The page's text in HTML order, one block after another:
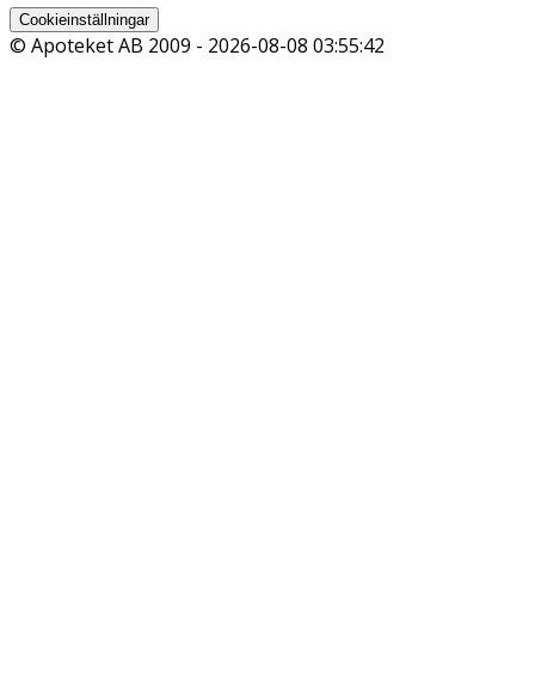
Cookieinställningar
© Apoteket AB 2009 - 2026-08-08 03:55:42